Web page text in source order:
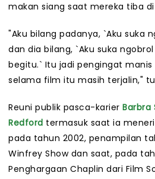
makan siang saat mereka tiba di
"Aku bilang padanya, `Aku suka
dan dia bilang, `Aku suka
begitu.` Itu jadi pengingat
selama film itu masih terjalin,"
Reuni publik pasca-karier Barbra
Redford termasuk saat ia
pada tahun 2002, penampilan
Winfrey Show dan saat, pada
Penghargaan Chaplin dari Film